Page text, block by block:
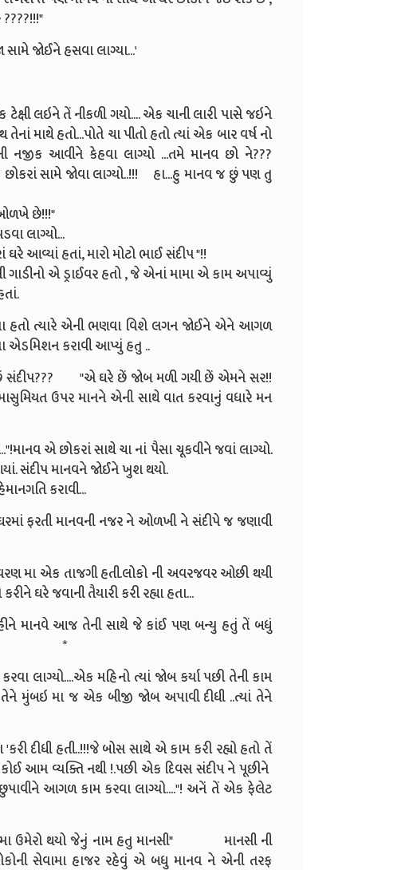
જોઈને હસવા લાગ્યા...'
લઇને તેં નીકળી ગયો.... એક ચાની લારી પાસે જઇને
માથે હતો...પોતે ચા પીતો હતો ત્યાં એક બાર વર્ષ નો
નજીક આવીને કેહવા લાગ્યો ...તમે માનવ છો ને???
સામે જોવા લાગ્યો..!!! હા...હુ માનવ જ છું પણ તુ
ઓળખે છે!!!"
લાગ્યો...
આવ્યાં હતાં, મારો મોટો ભાઈ સંદીપ "!!
એ ડ્રાઈવર હતો , જે એનાં મામા એ કામ અપાવ્યું
હતો ત્યારે એની ભણવા વિશે લગન જોઈને એને આગળ
એડમિશન કરાવી આપ્યું હતુ ..
સંદીપ??? "એ ઘરે છેં જોબ મળી ગયી છેં એમને સર!!
ઉપર માનને એની સાથે વાત કરવાનું વધારે મન
એ છોકરાં સાથે ચા નાં પૈસા ચૂકવીને જવાં લાગ્યો.
સંદીપ માનવને જોઈને ખુશ થયો.
કરાવી...
ફરતી માનવની નજર ને ઓળખી ને સંદીપે જ જણાવી
મા એક તાજગી હતી.લોકો ની અવરજવર ઓછી થયી
ઘરે જવાની તૈયારી કરી રહ્યા હતા...
માનવે આજ તેની સાથે જે કાંઈ પણ બન્યુ હતું તેં બધું
લાગ્યો....એક મહિનો ત્યાં જોબ કર્યા પછી તેની કામ
મુંબઇ મા જ એક બીજી જોબ અપાવી દીધી ..ત્યાં તેને
દીધી હતી..!!!જે બોસ સાથે એ કામ કરી રહ્યો હતો તેં
આમ વ્યક્તિ નથી !.પછી એક દિવસ સંદીપ ને પૂછીને
આગળ કામ કરવા લાગ્યો...."! અનેં તેં એક ફેલેટ
થયો જેનું નામ હતુ માનસી"
માનસી ની
સેવામા હાજર રહેવું એ બધુ માનવ ને એની તરફ